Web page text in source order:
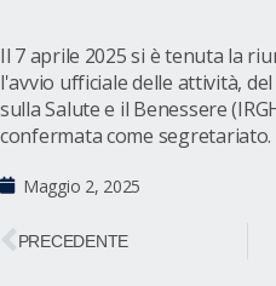
Il 7 aprile 2025 si è tenuta la
l'avvio ufficiale delle attività,
sulla Salute e il Benessere
confermata come segretariato.
Maggio 2, 2025
PRECEDENTE